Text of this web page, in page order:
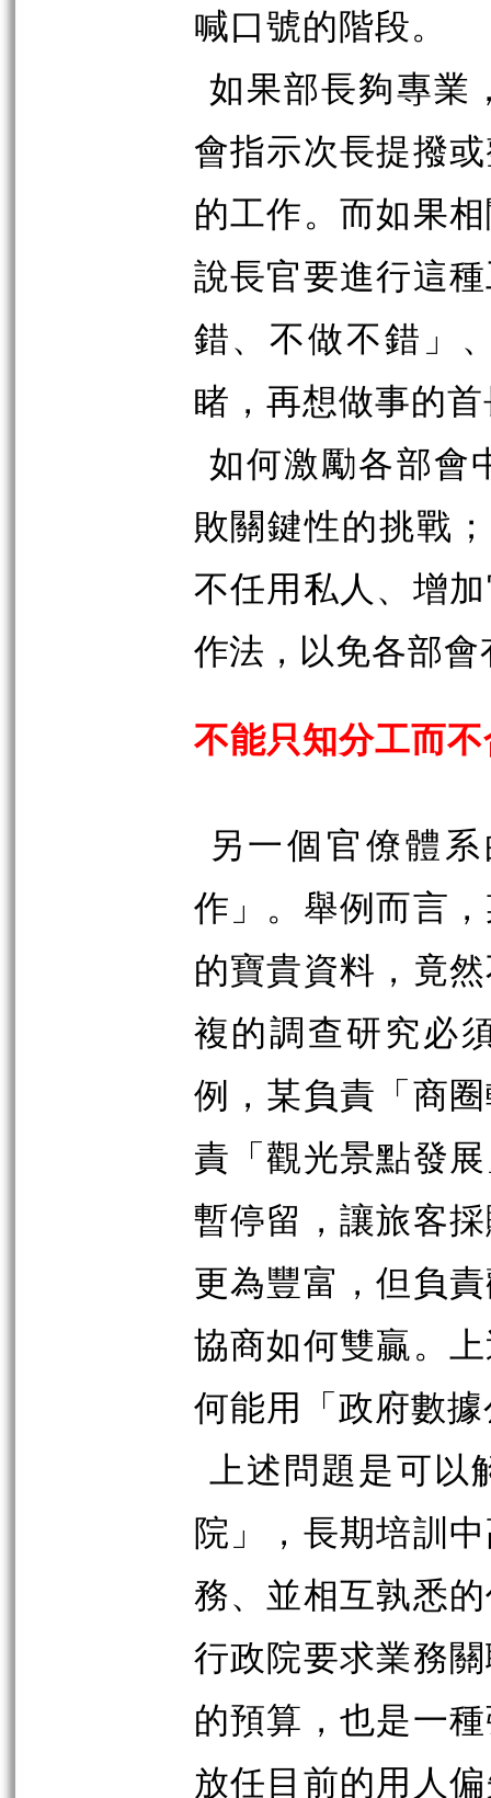
喊口號的階段。
如果部長夠專業
會指示次長提撥
的工作。而如果
說長官要進行這
錯、不做不錯」
睹，再想做事的
如何激勵各部會
敗關鍵性的挑戰；
不任用私人、增
作法， 以免各部
不能只知分工而
另一個官僚體
作」。舉例而言
的寶貴資料，竟
複的調查研究必
例，某負責「商
責「觀光景點發
暫停留，讓旅客
更為豐富，但負
協商如何雙贏。
何能用「政府數
上述問題是可以
院」，長期培訓
務、並相互孰悉
行政院要求業務
的預算，也是一
放任目前的用人